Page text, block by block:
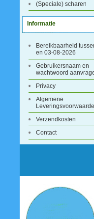
(Speciale) scharen
Informatie
Bereikbaarheid
en 03-08-2026
Gebruikersnaam en
wachtwoord
Privacy
Algemene
Verzendkosten
Contact